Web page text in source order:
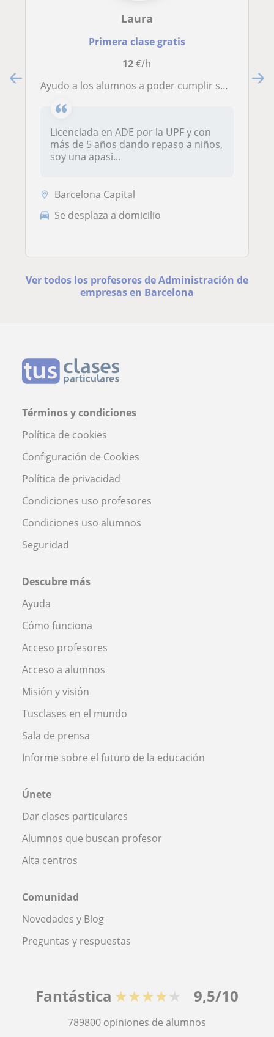
Laura
Primera clase gratis
12€/h
Ayudo a los alumnos a poder cumplir sus objetivos
Licenciada en ADE por la UPF y con
más de 5 años dando repaso a niños,
soy una apasi...
Barcelona Capital
Se desplaza a domicilio
Ver todos los profesores de Administración de
empresas en Barcelona
Términos y condiciones
Política de cookies
Configuración de Cookies
Política de privacidad
Condiciones uso profesores
Condiciones uso alumnos
Seguridad
Descubre más
Ayuda
Cómo funciona
Acceso profesores
Acceso a alumnos
Misión y visión
Tusclases en el mundo
Sala de prensa
Informe sobre el futuro de la educación
Únete
Dar clases particulares
Alumnos que buscan profesor
Alta centros
Comunidad
Novedades y Blog
Preguntas y respuestas
Fantástica ★★★★★ 9,5/10
789800 opiniones de alumnos